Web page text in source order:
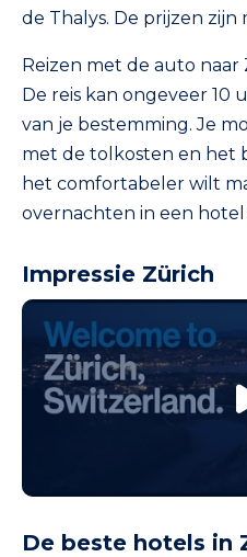
de Thalys. De prijzen zijn
Reizen met de auto naar
De reis kan ongeveer 10
van je bestemming. Je
met de tolkosten en het
het comfortabeler wilt
overnachten in een
Impressie Zürich
De beste hotels in